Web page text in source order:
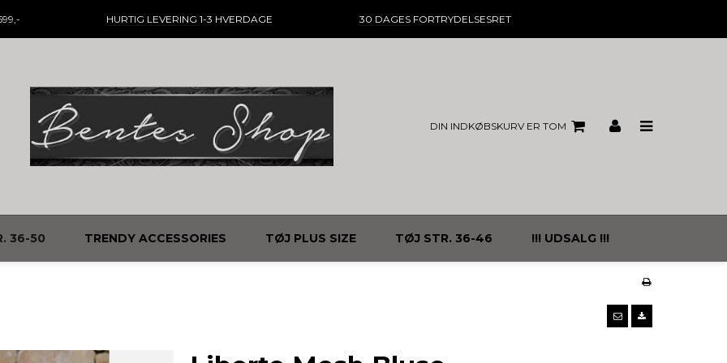
HURTIG LEVERING 1-3 HVERDAGE 30 DAGESFORTRYDELSESRET
DIN INDKØBSKURV ER TOM
36-50 TRENDY ACCESSORIES TØJ PLUS SIZE TØJ STR. 36-46 !!! UDSALG !!!